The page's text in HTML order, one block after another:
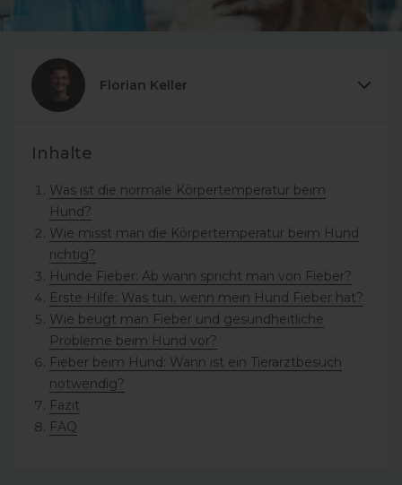
Florian Keller
Inhalte
Was ist die normale Körpertemperatur beim
Hund?
Wie misst man die Körpertemperatur beim Hund
richtig?
Hunde Fieber: Ab wann spricht man von Fieber?
Erste Hilfe: Was tun, wenn mein Hund Fieber hat?
Wie beugt man Fieber und gesundheitliche
Probleme beim Hund vor?
Fieber beim Hund: Wann ist ein Tierarztbesuch
notwendig?
Fazit
FAQ